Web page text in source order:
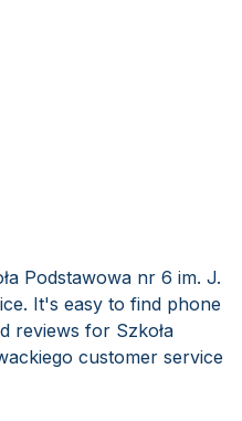
Podstawowa nr 6 im. J.
It's easy to find phone
reviews for Szkoła
customer service